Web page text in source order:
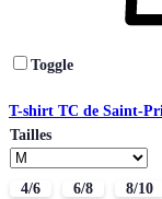
Toggle
T-shirt TC de Saint-
Tailles
4/6 6/8 8/10